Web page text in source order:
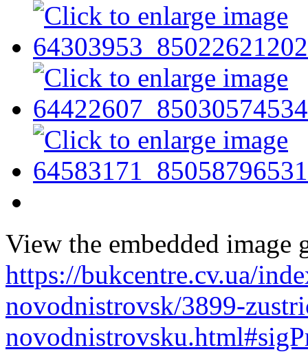
View the embedded image
https://bukcentre.cv.ua/
novodnistrovsk/3899-